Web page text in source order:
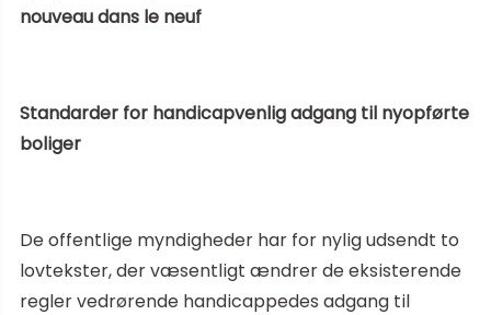
nouveau dans le neuf
Standarder for handicapvenlig adgang til nyopførte
boliger
De offentlige myndigheder har for nylig udsendt to
lovtekster, der væsentligt ændrer de eksisterende
regler vedrørende handicappedes adgang til